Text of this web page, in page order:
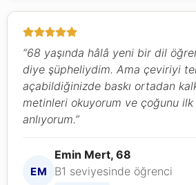
“68 yaşında hâlâ yeni bir dil
diye şüpheliydim. Ama çeviriyi
açabildiğinizde baskı ortadan
metinleri okuyorum ve çoğunu
anlıyorum.”
EM
Emin Mert, 68
B1 seviyesinde öğrenci